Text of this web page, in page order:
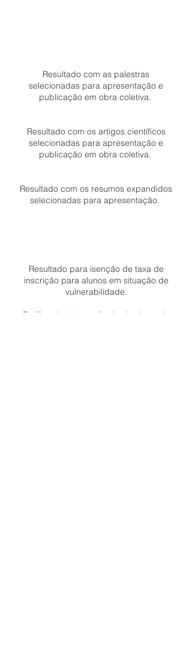
Resultado com as palestras
selecionadas para apresentação e
publicação em obra coletiva.
Resultado com os artigos científicos
selecionadas para apresentação e
publicação em obra coletiva.
Resultado com os resumos expandidos
selecionadas para apresentação.
Resultado para isenção de taxa de
inscrição para alunos em situação de
vulnerabilidade.
Retificação de ampliação de datas do